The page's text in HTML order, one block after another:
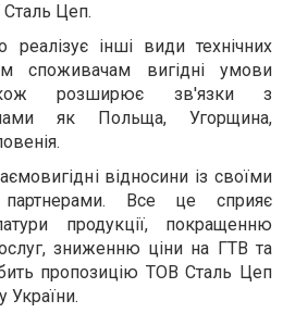
Сталь Цеп.
реалізує інші види технічних
споживачам вигідні умови
розширює зв'язки з
як Польща, Угорщина,
відносини із своїми
партнерами. Все це сприяє
продукції, покращенню
зниженню ціни на ГТВ та
пропозицію ТОВ Сталь Цеп
України.